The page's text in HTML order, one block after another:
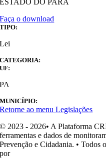
ESTADO DO PARÁ
Faça o download
TIPO:
Lei
CATEGORIA:
UF:
PA
MUNICÍPIO:
Retorne ao menu Legislações
© 2023 - 2026• A Plataforma
ferramentas e dados de
Prevenção e Cidadania. • Todos
por